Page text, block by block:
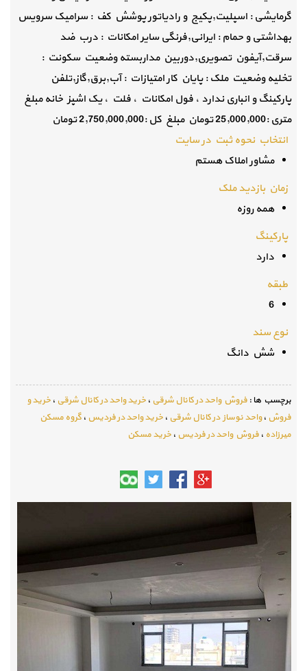
گرمایشی : اسپلیت,پکیج و رادیاتور پوشش کف : سرامیک سرویس
بهداشتی و حمام : ایرانی,فرنگی سایر امکانات : درب ضد
سرقت,آیفون تصویری,دوربین مداربسته وضعیت سکونت :
تخلیه وضعیت ملک : پایان کار امتیازات : آب,برق,گاز,تلفن
پارکینگ و انباری ندارد ، فول امکانات ، فلت ، یک اشپز خانه مبلغ
متری :25,000,000 تومان مبلغ کل :2,750,000,000 تومان
انتخاب نحوه ثبت در سایت
مشاور املاک هستم
زمان بازدید ملک
همه روزه
پارکینگ
دارد
طبقه
6
نوع سند
شش دانگ
برچسب ها :فروش واحد در کانال شرقی ،خرید واحد در کانال شرقی ،خرید و
فروش ،واحد نوساز در کانال شرقی ،خرید واحد در فردیس ،گروه مسکن
میرزاده ،فروش واحد در فردیس ،خرید مسکن